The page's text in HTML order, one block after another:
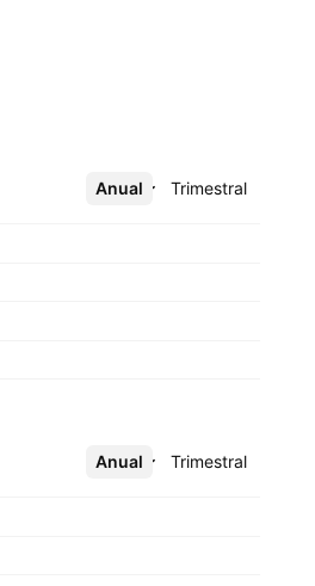
Anual Trimestral
Más
Anual Trimestral
Más